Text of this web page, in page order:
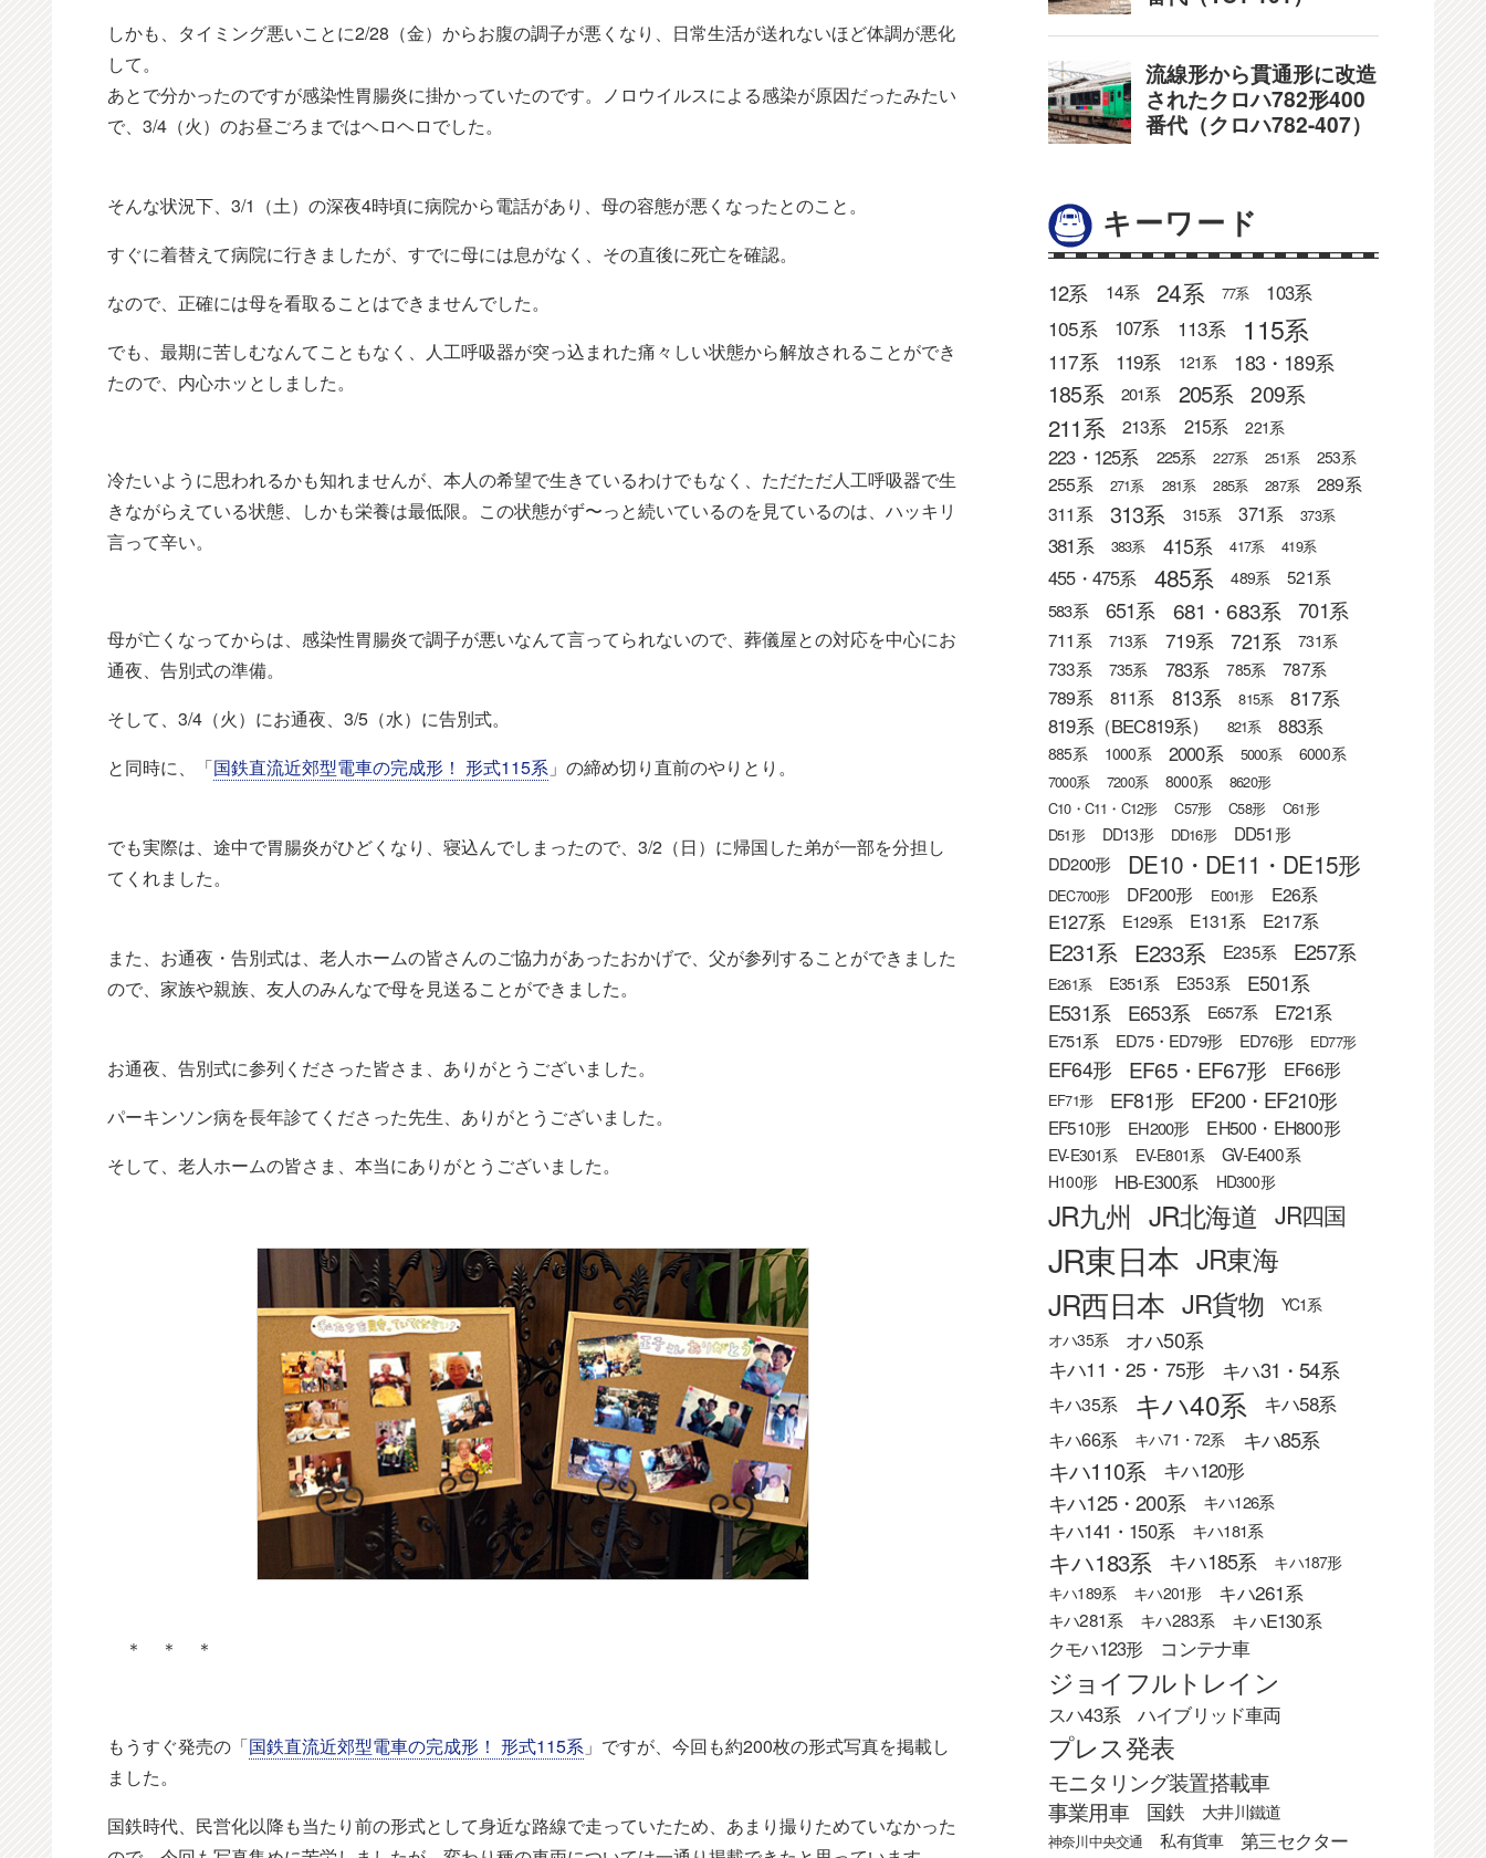
しかも、タイミング悪いことに2/28（金）からお腹の調子が悪くなり、日常生活が送れないほど体調が悪化
して。
あとで分かったのですが感染性胃腸炎に掛かっていたのです。ノロウイルスによる感染が原因だったみたい
で、3/4（火）のお昼ごろまではヘロヘロでした。
そんな状況下、3/1（土）の深夜4時頃に病院から電話があり、母の容態が悪くなったとのこと。
すぐに着替えて病院に行きましたが、すでに母には息がなく、その直後に死亡を確認。
なので、正確には母を看取ることはできませんでした。
でも、最期に苦しむなんてこともなく、人工呼吸器が突っ込まれた痛々しい状態から解放されることができ
たので、内心ホッとしました。
冷たいように思われるかも知れませんが、本人の希望で生きているわけでもなく、ただただ人工呼吸器で生
きながらえている状態、しかも栄養は最低限。この状態がず〜っと続いているのを見ているのは、ハッキリ
言って辛い。
母が亡くなってからは、感染性胃腸炎で調子が悪いなんて言ってられないので、葬儀屋との対応を中心にお
通夜、告別式の準備。
そして、3/4（火）にお通夜、3/5（水）に告別式。
と同時に、「国鉄直流近郊型電車の完成形！ 形式115系 」の締め切り直前のやりとり。
でも実際は、途中で胃腸炎がひどくなり、寝込んでしまったので、3/2（日）に帰国した弟が一部を分担し
てくれました。
また、お通夜・告別式は、老人ホームの皆さんのご協力があったおかげで、父が参列することができました
ので、家族や親族、友人のみんなで母を見送ることができました。
お通夜、告別式に参列くださった皆さま、ありがとうございました。
パーキンソン病を長年診てくださった先生、ありがとうございました。
そして、老人ホームの皆さま、本当にありがとうございました。
＊ ＊ ＊
もうすぐ発売の「国鉄直流近郊型電車の完成形！ 形式115系 」ですが、今回も約200枚の形式写真を掲載し
ました。
国鉄時代、民営化以降も当たり前の形式として身近な路線で走っていたため、あまり撮りためていなかった
キーワード
12系 14系 24系 77系 103系
105系 107系 113系 115系
117系 119系 121系 183・189系
185系 201系 205系 209系
211系 213系 215系 221系
223・125系 225系 227系 251系 253系
255系 271系 281系 285系 287系
289系
311系
313系 315系 371系 373系
381系 383系 415系 417系 419系
455・475系 485系 489系 521系
583系 651系 681・683系 701系
711系 713系 719系 721系 731系
733系 735系 783系 785系 787系
789系 811系 813系 815系 817系
819系（BEC819系） 821系 883系
885系 1000系 2000系 5000系 6000系
7000系 7200系 8000系
8620形
C10・C11・C12形
C57形 C58形
C61形
D51形
DD13形 DD16形 DD51形
DD200形 DE10・DE11・DE15形
DEC700形 DF200形 E001形 E26系
E127系 E129系 E131系 E217系
E231系 E233系 E235系 E257系
E261系 E351系 E353系 E501系
E531系 E653系 E657系 E721系
E751系 ED75・ED79形 ED76形 ED77形
EF64形 EF65・EF67形 EF66形
EF71形 EF81形 EF200・EF210形
EF510形 EH200形 EH500・EH800形
EV-E301系 EV-E801系 GV-E400系
H100形 HB-E300系 HD300形
JR九州 JR北海道 JR四国
JR東日本 JR東海
JR西日本 JR貨物
YC1系
オハ35系
オハ50系
キハ11・25・75形 キハ31・54系
キハ35系 キハ40系
キハ58系
キハ66系
キハ71・72系 キハ85系
キハ110系 キハ120形
キハ125・200系 キハ126系
キハ141・150系 キハ181系
キハ183系 キハ185系
キハ187形
キハ189系
キハ201形 キハ261系
キハ281系 キハ283系
キハE130系
クモハ123形
コンテナ車
ジョイフルトレイン
スハ43系 ハイブリッド車両
プレス発表
モニタリング装置搭載車
事業用車 国鉄 大井川鐵道
神奈川中央交通 私有貨車
第三セクター